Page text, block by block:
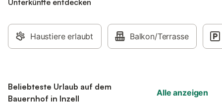
Unterkünfte entdecken
Haustiere erlaubt Balkon/Terrasse
Beliebteste Urlaub auf dem
Bauernhof in Inzell
Alle anzeigen